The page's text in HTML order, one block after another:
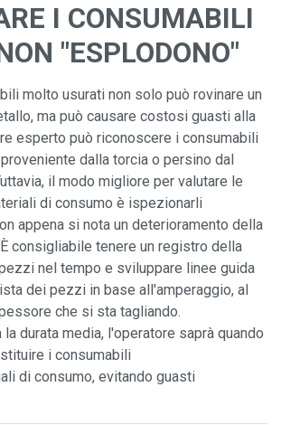
I CONSUMABILI
"ESPLODONO"
molto usurati non solo può rovinare un
ma può causare costosi guasti alla
esperto può riconoscere i consumabili
dalla torcia o persino dal
il modo migliore per valutare le
di consumo è ispezionarli
appena si nota un deterioramento della
consigliabile tenere un registro della
nel tempo e sviluppare linee guida
dei pezzi in base all'amperaggio, al
che si sta tagliando.
durata media, l'operatore saprà quando
i consumabili
di consumo, evitando guasti